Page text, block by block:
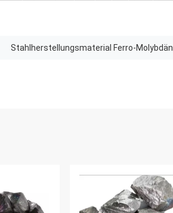
Stahlherstellungsmaterial Ferro-Molybdän